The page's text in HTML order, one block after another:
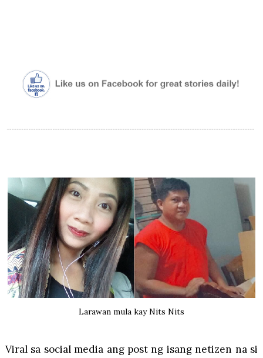
Larawan mula kay Nits Nits
Viral sa social media ang post ng isang netizen na si